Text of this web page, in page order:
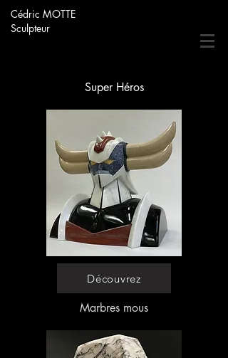
Cédric MOTTE
Sculpteur
Super Héros
Découvrez
Marbres mous